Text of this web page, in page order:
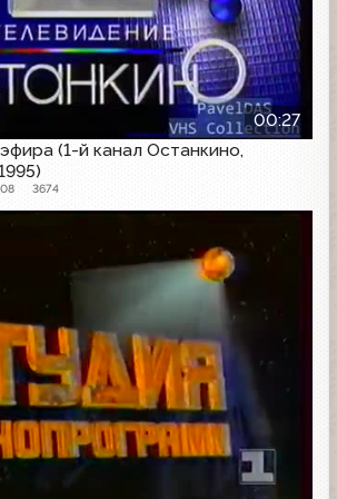
00:27
(1-й канал Останкино,
3674